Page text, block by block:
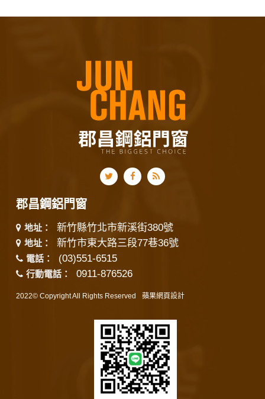
郡昌鋼鋁門窗
地址： 新竹縣竹北市新溪街380號
地址： 新竹市東大路三段77巷36號
電話： (03)551-6515
行動電話： 0911-876526
2022© Copyright All Rights Reserved 蘋果網頁設計